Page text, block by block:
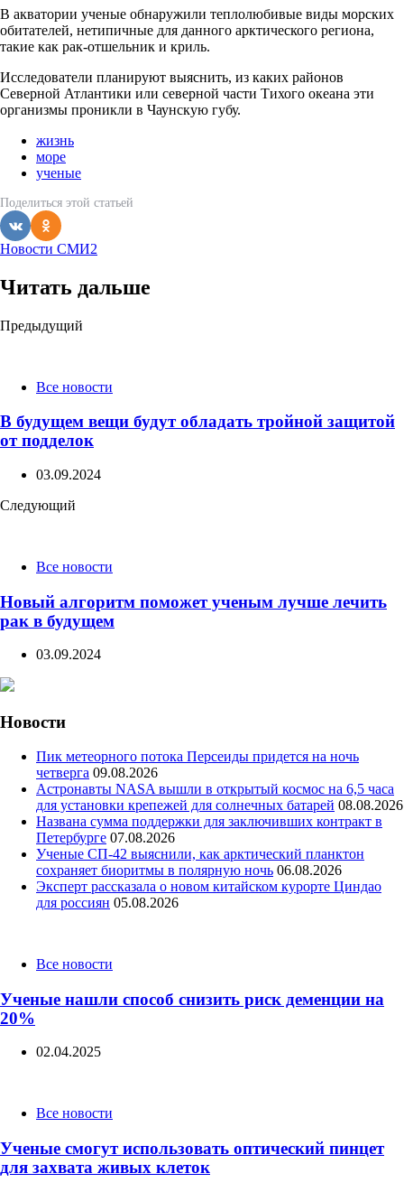
В акватории ученые обнаружили теплолюбивые виды морских
обитателей, нетипичные для данного арктического региона,
такие как рак-отшельник и криль.
Исследователи планируют выяснить, из каких районов
Северной Атлантики или северной части Тихого океана эти
организмы проникли в Чаунскую губу.
жизнь
море
ученые
Поделиться этой статьей
Новости СМИ2
Читать дальше
Post
Предыдущий
Все новости
В будущем вещи будут обладать тройной защитой
от подделок
03.09.2024
Следующий
Все новости
Новый алгоритм поможет ученым лучше лечить
рак в будущем
03.09.2024
Новости
Пик метеорного потока Персеиды придется на ночь
четверга 09.08.2026
Астронавты NASA вышли в открытый космос на 6,5 часа
для установки крепежей для солнечных батарей 08.08.2026
Названа сумма поддержки для заключивших контракт в
Петербурге 07.08.2026
Ученые СП-42 выяснили, как арктический планктон
сохраняет биоритмы в полярную ночь 06.08.2026
Эксперт рассказала о новом китайском курорте Циндао
для россиян 05.08.2026
CategoriesВсе новости
Ученые нашли способ снизить риск деменции на
20%
02.04.2025
CategoriesВсе новости
Ученые смогут использовать оптический пинцет
для захвата живых клеток